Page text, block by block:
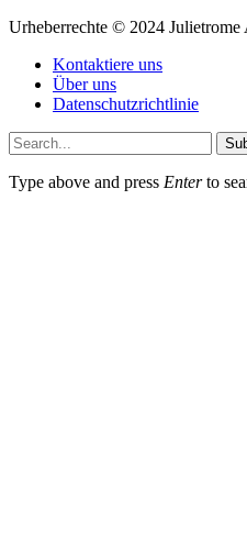
Urheberrechte © 2024 Julietrome
Kontaktiere uns
Über uns
Datenschutzrichtlinie
Type above and press Enterto